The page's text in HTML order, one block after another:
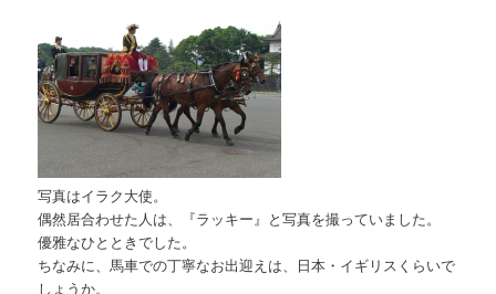
写真はイラク大使。
偶然居合わせた人は、『ラッキー』と写真を撮っていました。
優雅なひとときでした。
ちなみに、馬車での丁寧なお出迎えは、日本・イギリスくらいで
しょうか。